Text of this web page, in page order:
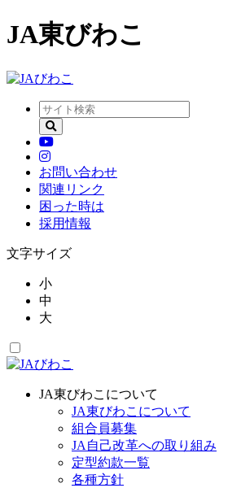
JA東びわこ
お問い合わせ
関連リンク
困った時は
採用情報
文字サイズ
小
中
大
JA東びわこについて
JA東びわこについて
組合員募集
JA自己改革への取り組み
定型約款一覧
各種方針